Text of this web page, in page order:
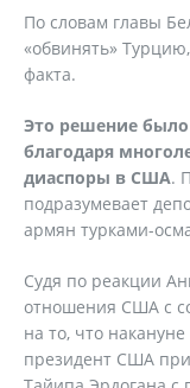
По словам главы
«обвинять»
факта.
Это решение
благодаря
диаспоры в США.
подразумевает
армян турками-
Судя по реакции
отношения США с
на то, что
президент США